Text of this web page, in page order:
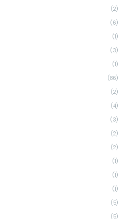
(2)
(6)
(1)
(3)
(1)
(86)
(2)
(4)
(3)
(2)
(2)
(1)
(1)
(1)
(5)
(5)